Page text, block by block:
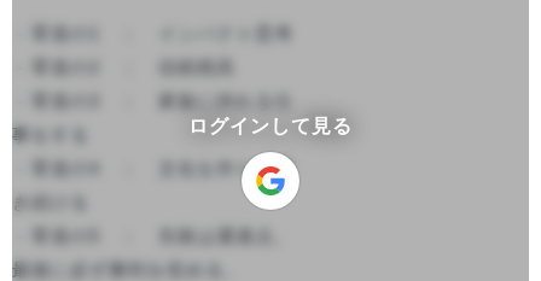
事をする
き続ける
最後に必ず勝利を収める。
ログインして見る